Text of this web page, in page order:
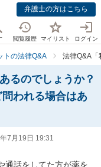
弁護士の方はこちら
閲覧履歴 マイリスト ログイン
トの法律Q&A 法律Q&A
るのでしょうか？
われる場合はあ
7月19日 19:31
通話をしてた方が薬を